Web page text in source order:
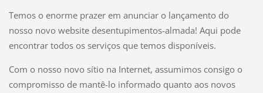
Temos o enorme prazer em anunciar o lançamento do
nosso novo website desentupimentos-almada! Aqui pode
encontrar todos os serviços que temos disponíveis.
Com o nosso novo sítio na Internet, assumimos consigo o
compromisso de mantê-lo informado quanto aos novos